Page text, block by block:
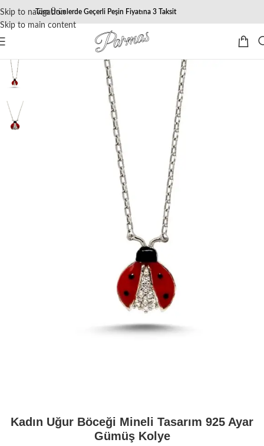
Skip to navigation
Skip to main content
Tüm Ürünlerde Geçerli Peşin Fiyatına 3 Taksit
Kadın Uğur Böceği Mineli Tasarım 925 Ayar
Gümüş Kolye